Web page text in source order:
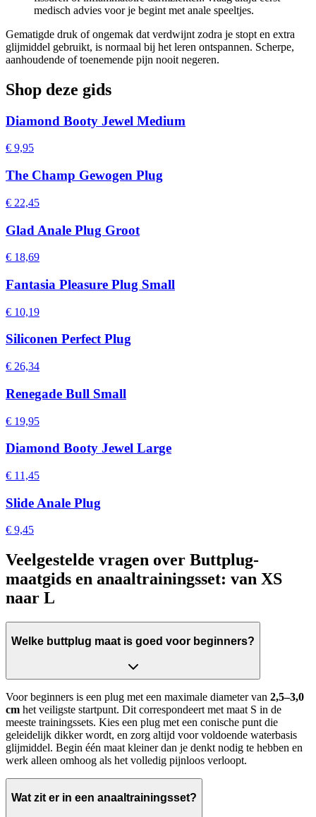
medisch advies voor je begint met anale speeltjes.
Gematigde druk of ongemak dat verdwijnt zodra je stopt en extra
glijmiddel gebruikt, is normaal bij het leren ontspannen. Scherpe,
aanhoudende of toenemende pijn nooit negeren.
Shop deze gids
Diamond Booty Jewel Medium
€ 9,95
The Champ Gewogen Plug
€ 22,45
Glad Anale Plug Groot
€ 18,69
Fantasia Pleasure Plug Small
€ 10,19
Siliconen Perfect Plug
€ 26,34
Renegade Bull Small
€ 19,95
Diamond Booty Jewel Large
€ 11,45
Slide Anale Plug
€ 9,45
Veelgestelde vragen over Buttplug-
maatgids en anaaltrainingsset: van XS
naar L
Welke buttplug maat is goed voor beginners?
Voor beginners is een plug met een maximale diameter van 2,5–3,0
cm het veiligste startpunt. Dit correspondeert met maat S in de
meeste trainingssets. Kies een plug met een conische punt die
geleidelijk dikker wordt, en zorg altijd voor voldoende waterbasis
glijmiddel. Begin één maat kleiner dan je denkt nodig te hebben en
werk alleen omhoog als het volledig pijnloos verloopt.
Wat zit er in een anaaltrainingsset?